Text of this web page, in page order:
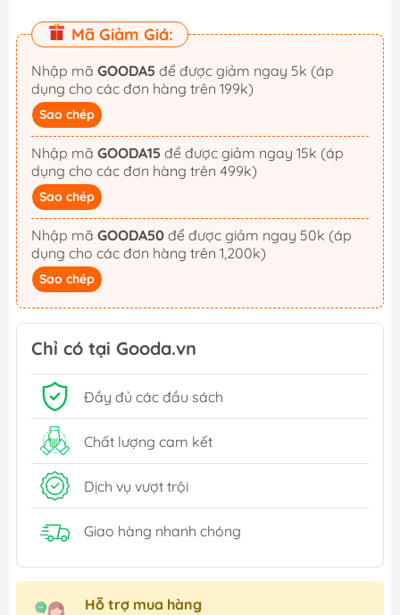
Mã Giảm Giá:
Nhập mã GOODA5
dụng cho các đơn hàng trên 199k)
Sao chép
Nhập mã GOODA15
dụng cho các đơn hàng trên 499k)
Sao chép
Nhập mã GOODA50
dụng cho các đơn hàng trên 1,200k)
Sao chép
Chỉ có tại Gooda.vn
Đầy đủ các đầu sách
Chất lượng cam kết
Dịch vụ vượt trội
Giao hàng nhanh chóng
Hỗ trợ mua hàng